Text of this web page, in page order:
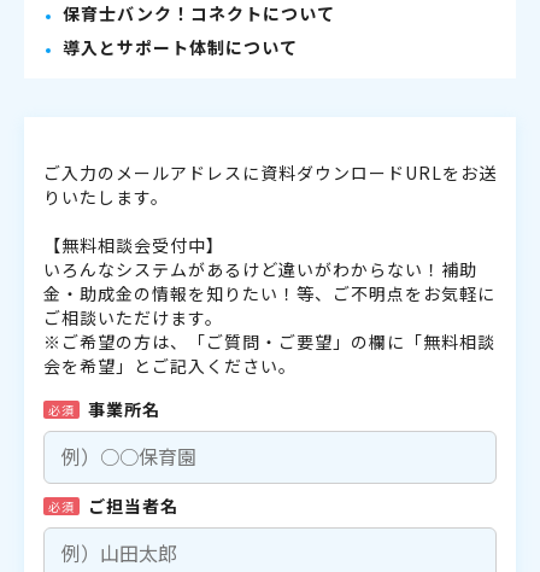
保育士バンク！コネクトについて
導入とサポート体制について
ご入力のメールアドレスに資料ダウンロードURLをお送
りいたします。
【無料相談会受付中】
いろんなシステムがあるけど違いがわからない！補助
金・助成金の情報を知りたい！等、ご不明点をお気軽に
ご相談いただけます。
※ご希望の方は、「ご質問・ご要望」の欄に「無料相談
会を希望」とご記入ください。
必須 事業所名
必須 ご担当者名